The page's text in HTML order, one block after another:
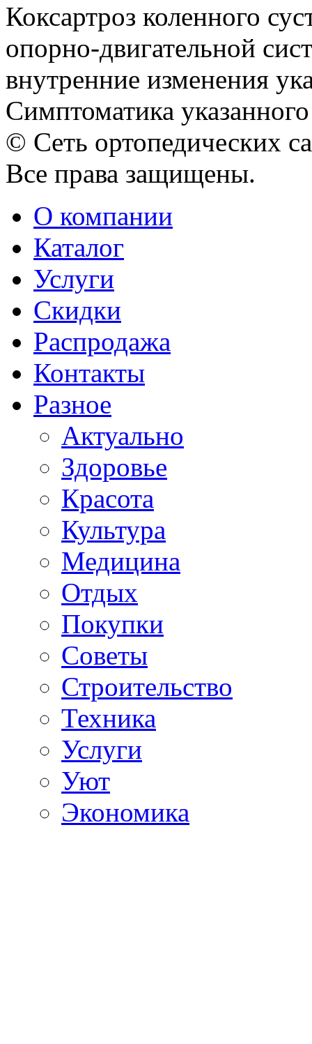
Коксартроз коленного
опорно-двигательной
внутренние изменения
Симптоматика
© Сеть ортопедических
Все права защищены.
О компании
Каталог
Услуги
Скидки
Распродажа
Контакты
Разное
Актуально
Здоровье
Красота
Культура
Медицина
Отдых
Покупки
Советы
Строительство
Техника
Услуги
Уют
Экономика